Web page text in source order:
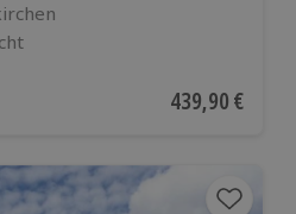
auf 21 Bewertungen
Aktueller Preis
439,90 €